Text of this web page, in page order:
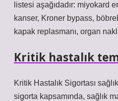
listesi aşağıdadır: miyokard
kanser, Kroner bypass,
kapak replasmanı, organ
Kritik hastalık
Kritik Hastalık Sigortası
sigorta kapsamında, sağlık